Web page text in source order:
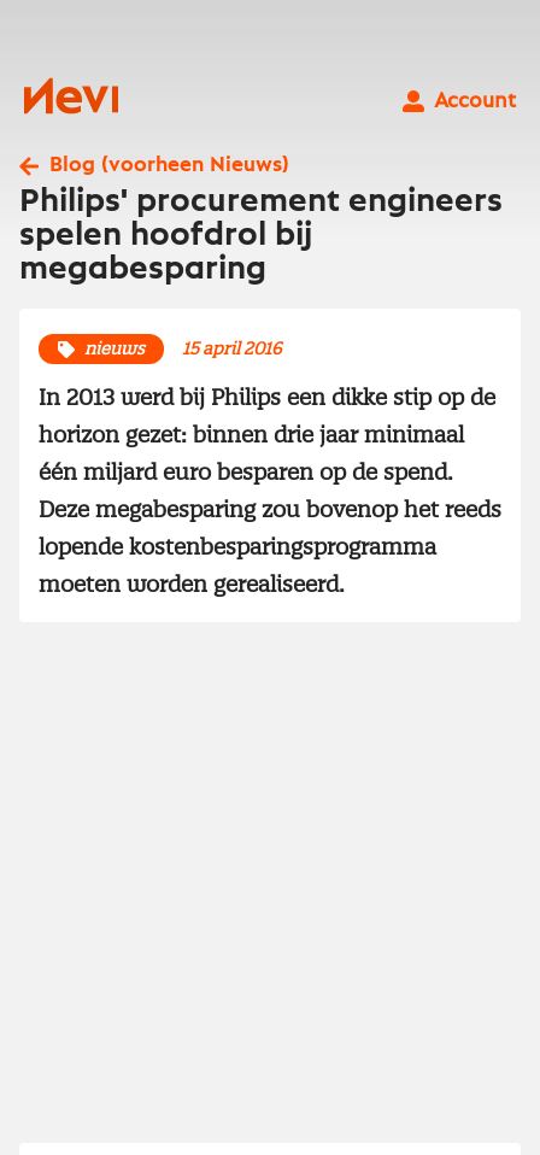
Nevi
Account
Blog (voorheen Nieuws)
Philips' procurement engineers
spelen hoofdrol bij
megabesparing
nieuws 15 april 2016
In 2013 werd bij Philips een dikke stip op de
horizon gezet: binnen drie jaar minimaal
één miljard euro besparen op de spend.
Deze megabesparing zou bovenop het reeds
lopende kostenbesparingsprogramma
moeten worden gerealiseerd.